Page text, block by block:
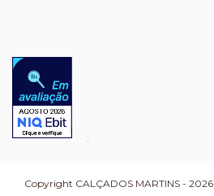
Copyright CALÇADOS MARTINS - 2026